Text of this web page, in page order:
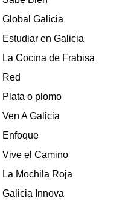
Global Galicia
Estudiar en Galicia
La Cocina de Frabisa
Red
Plata o plomo
Ven A Galicia
Enfoque
Vive el Camino
La Mochila Roja
Galicia Innova